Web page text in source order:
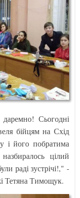
Сьогодні
бійцям на Схід
і його побратима
цілий
раді зустрічі!," -
Тетяна Тимощук.